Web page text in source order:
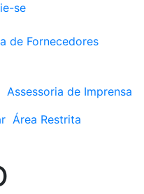
se
de Fornecedores
Assessoria de Imprensa
Área Restrita